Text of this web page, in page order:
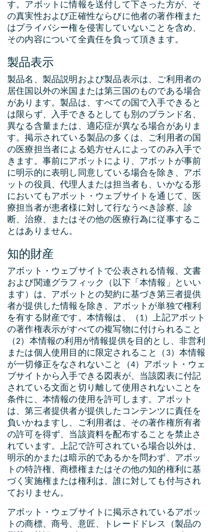
す。アボットに情報を送付して下さった方が、そ
の真実性および正確性ならびに他者の著作権また
はプライバシー権を侵害していないことを含め、
その内容について全責任を負って頂きます。
製品表示
製品名、製品説明および製品表示は、ご利用者の
居住国以外の米国または第三国のものである場合
があります。製品は、すべての国で入手できると
は限らず、入手できるとしても別のブランド名、
異なる含量または、適応症が異なる場合がありま
す。掲示されている製品の多くは、ご利用者の国
の医療担当者による処方せんによってのみ入手で
きます。事前にアボットにより、アボットが事前
に明示的に表明し同意している場合を除き、アボ
ットの役員、代理人または担当者も、いかなる形
においてもアボット・ウェブサイトを通じて、医
療担当者が患者様に対して行なうべき診察、診
断、治療、またはその他の医療行為に従事するこ
とはありません。
知的財産
アボット・ウェブサイトで公表される情報、文書
および関連グラフィック（以下「本情報」といい
ます）は、アボットとの契約に基づき第三者提供
者が提供した情報を除き、アボットが単独で権利
を有する財産です。本情報は、（1）上記アボット
の著作権表示がすべての複写物に付けられること
（2）本情報の利用が情報提供を目的とし、非営利
または個人使用目的に限定されること（3）本情報
が一切修正をなされないこと（4）アボット・ウェ
ブサイトから入手できる図表が、当該図表に付記
されている文面と切り離して使用されないことを
条件に、本情報の使用を許可します。アボット
は、第三者提供者が提供したコンテンツに責任を
負いかねますし、ご利用者は、その著作権所有者
の許可を得ず、当該資料を配布することを禁止さ
れています。上記で許可されている場合以外は、
明示的かまたは暗示的であるかを問わず、アボッ
トの特許権、商標権またはその他の知的権利に基
づく実施権または権利は、誰に対しても付与され
ておりません。
アボット・ウェブサイトに掲示されているアボッ
トの商標、商号、意匠、トレードドレス（製品の